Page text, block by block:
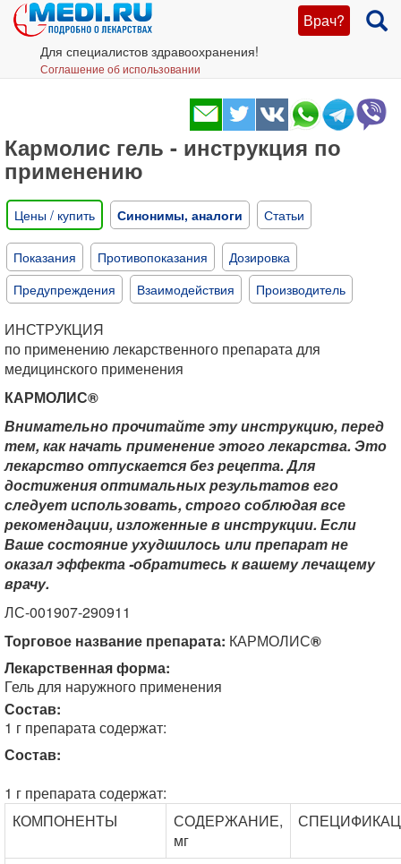
Врач?
Для специалистов здравоохранения!
Соглашение об использовании
Кармолис гель - инструкция по
применению
Цены / купить Синонимы, аналоги Статьи
Показания Противопоказания
Дозировка
Предупреждения
Взаимодействия Производитель
ИНСТРУКЦИЯ
по применению лекарственного препарата для
медицинского применения
КАРМОЛИС®
Внимательно прочитайте эту инструкцию, перед
тем, как начать применение этого лекарства. Это
лекарство отпускается без рецепта. Для
достиженияоптимальныхрезультатов его
следует использовать, строго соблюдая все
рекомендации, изложенные в инструкции. Если
Ваше состояние ухудшилось или препарат не
оказал эффекта -обратитесь к вашему лечащему
врачу.
ЛС-001907-290911
Торговое название препарата: КАРМОЛИС®
Лекарственная форма:
Гель для наружного применения
Состав:
1 г препарата содержат:
Состав:
1 г препарата содержат:
КОМПОНЕНТЫ
СОДЕРЖАНИЕ,
мг